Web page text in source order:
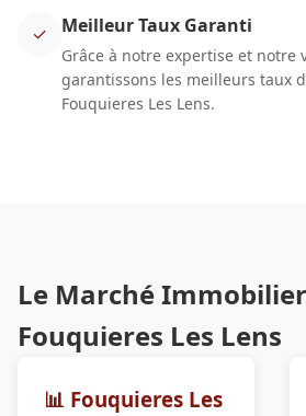
✓ Meilleur Taux Garanti
Grâce à notre expertise et notre
garantissons les meilleurs taux
Fouquieres Les Lens.
Le Marché
Fouquieres Les Lens
📊 Fouquieres Les